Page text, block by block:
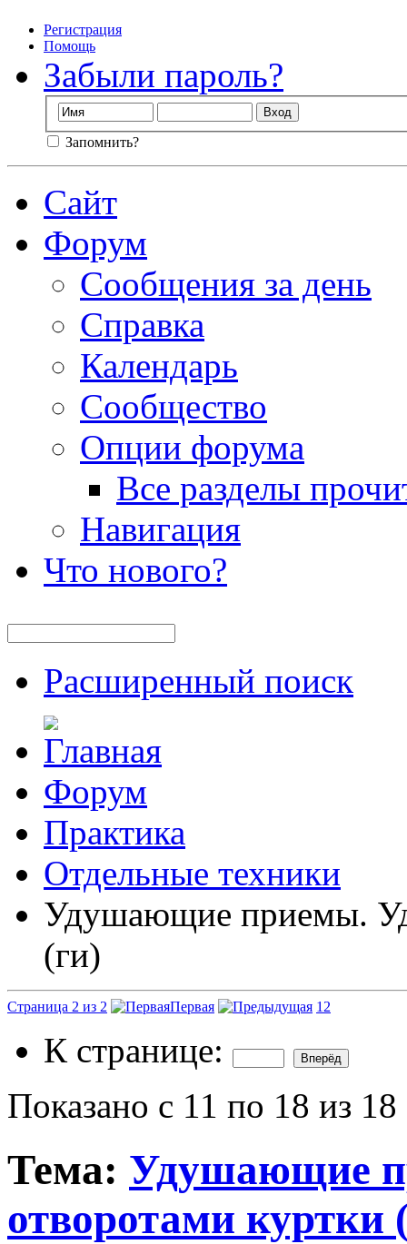
Регистрация
Помощь
Забыли пароль?
Запомнить?
Сайт
Форум
Сообщения за день
Справка
Календарь
Сообщество
Опции форума
Все разделы
Навигация
Что нового?
Расширенный поиск
Форум
Практика
Отдельные техники
Удушающие приемы.
(ги)
Страница 2 из 2 Первая 1 2
К странице:
Показано с 11 по 18 из 18
Тема: Удушающие
отворотами куртки